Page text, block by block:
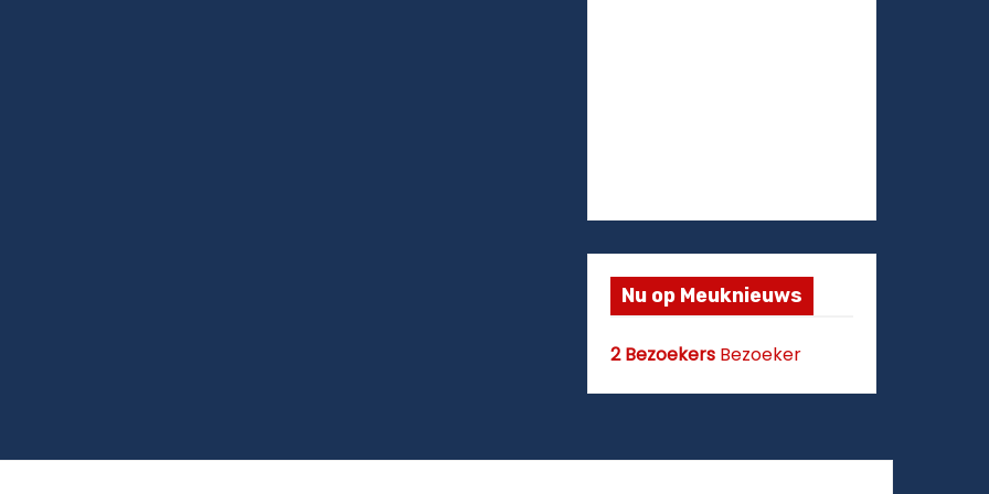
Nu op Meuknieuws
2 BezoekersBezoeker